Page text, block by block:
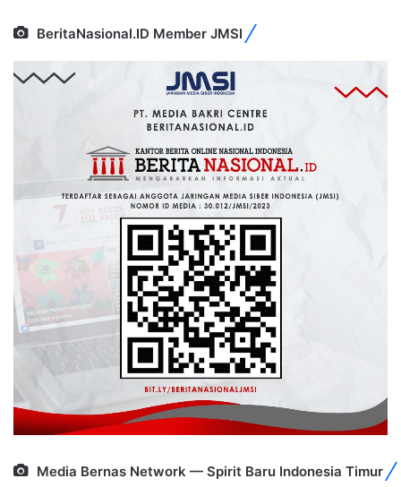
BeritaNasional.ID Member JMSI
Media Bernas Network — Spirit Baru Indonesia Timur